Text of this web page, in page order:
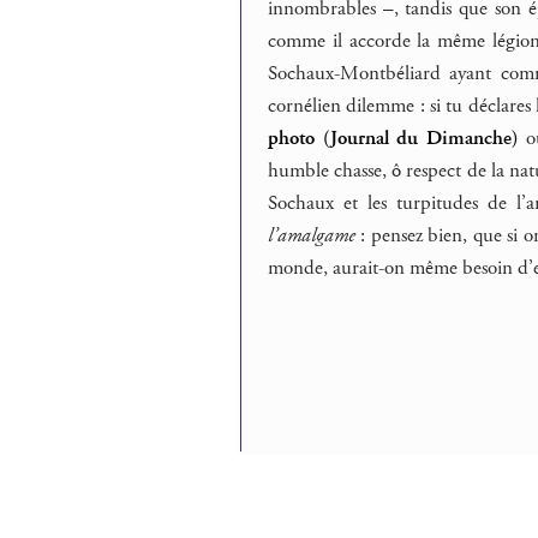
innombrables –, tandis que son
comme il accorde la même
Sochaux-Montbéliard ayant
cornélien dilemme : si tu
photo (Journal du Dimanche)
humble chasse, ô respect de la
Sochaux et les turpitudes de
l’amalgame: pensez bien, que si
monde, aurait-on même besoin